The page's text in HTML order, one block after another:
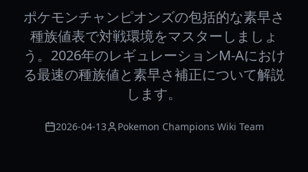
ポケモンチャンピオンズの包括的な素早さ
種族値表で対戦環境をマスターしましょ
う。2026年のレギュレーションM-Aにおけ
る最速の種族値と素早さ補正について解説
します。
2026-04-13 Pokemon Champions Wiki Team